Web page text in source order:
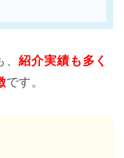
、紹介実績も多く
です。